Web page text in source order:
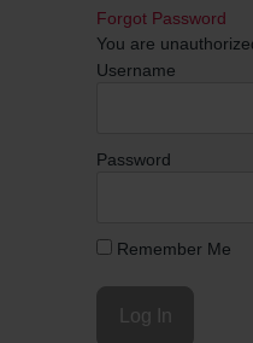
Forgot Password
You are
Username
Password
Remember Me